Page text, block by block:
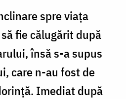
spre viața
fie călugărit după
însă s-a supus
care n-au fost de
Imediat după